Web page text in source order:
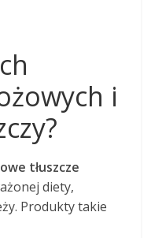
i
tłuszcze
diety,
Produkty takie